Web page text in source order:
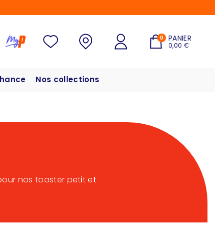
0 PANIER
0,00 €
Nos collections
nos toaster petit et